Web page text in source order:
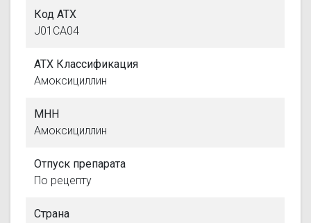
Код АТХ
J01CA04
АТХ Классификация
Амоксициллин
МНН
Амоксициллин
Отпуск препарата
По рецепту
Страна